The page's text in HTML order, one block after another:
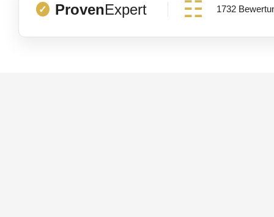
✓ ProvenExpert 1732